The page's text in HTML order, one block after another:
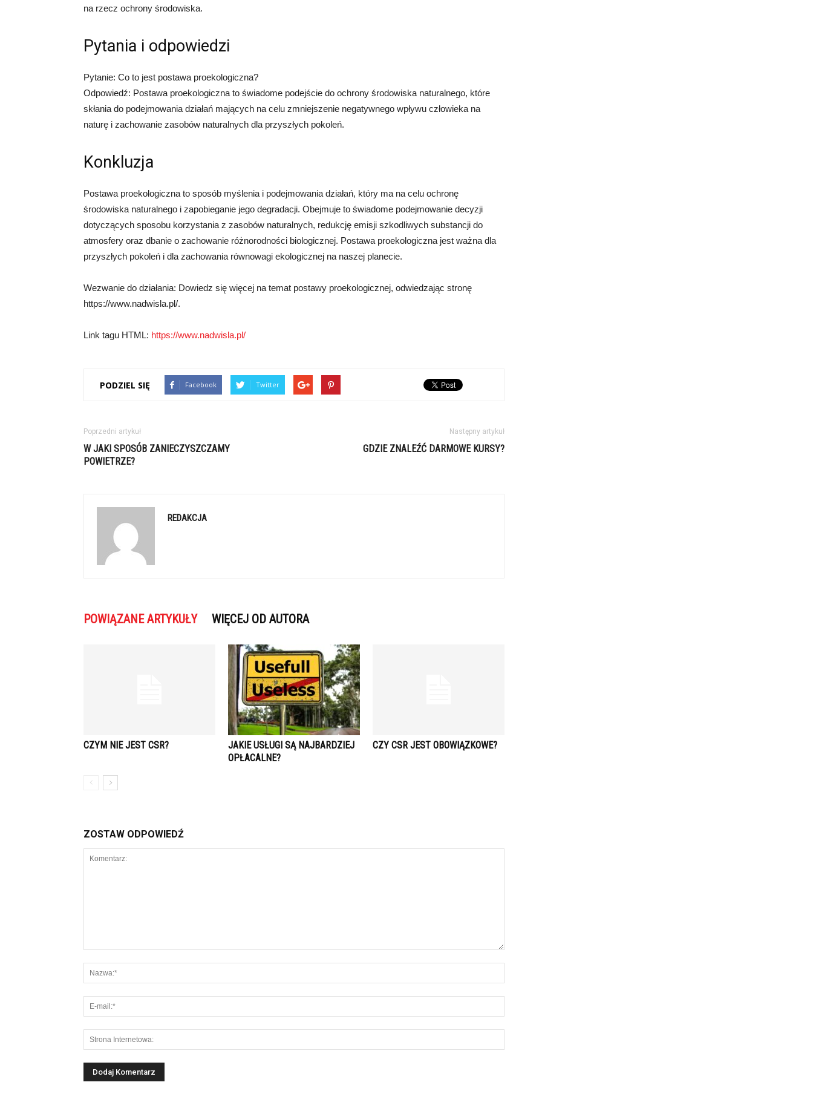
na rzecz ochrony środowiska.
Pytania i odpowiedzi
Pytanie: Co to jest postawa proekologiczna?
Odpowiedź: Postawa proekologiczna to świadome podejście do ochrony środowiska naturalnego, które
skłania do podejmowania działań mających na celu zmniejszenie negatywnego wpływu człowieka na
naturę i zachowanie zasobów naturalnych dla przyszłych pokoleń.
Konkluzja
Postawa proekologiczna to sposób myślenia i podejmowania działań, który ma na celu ochronę
środowiska naturalnego i zapobieganie jego degradacji. Obejmuje to świadome podejmowanie decyzji
dotyczących sposobu korzystania z zasobów naturalnych, redukcję emisji szkodliwych substancji do
atmosfery oraz dbanie o zachowanie różnorodności biologicznej. Postawa proekologiczna jest ważna dla
przyszłych pokoleń i dla zachowania równowagi ekologicznej na naszej planecie.
Wezwanie do działania: Dowiedz się więcej na temat postawy proekologicznej, odwiedzając stronę
https://www.nadwisla.pl/.
Link tagu HTML: https://www.nadwisla.pl/
PODZIEL SIĘ Facebook Twitter
Poprzedni artykuł
W JAKI SPOSÓB ZANIECZYSZCZAMY
POWIETRZE?
Następny artykuł
GDZIE ZNALEŹĆ DARMOWE KURSY?
REDAKCJA
POWIĄZANE ARTYKUŁY WIĘCEJ OD AUTORA
CZYM NIE JEST CSR?
JAKIE USŁUGI SĄ NAJBARDZIEJ
OPŁACALNE?
CZY CSR JEST OBOWIĄZKOWE?
ZOSTAW ODPOWIEDŹ